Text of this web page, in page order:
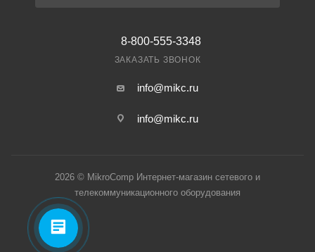
8-800-555-3348
ЗАКАЗАТЬ ЗВОНОК
info@mikc.ru
info@mikc.ru
2026 © MikroComp Интернет-магазин сетевого и
телекоммуникационного оборудования